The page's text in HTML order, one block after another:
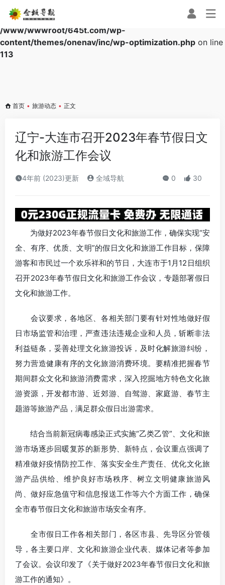
Warning: Array to string conversion in
/www/wwwroot/645t.com/wp-
content/themes/onenav/inc/wp-optimization.php on line
113
首页 • 旅游动态 • 正文
辽宁-大连市召开2023年春节假日文
化和旅游工作会议
4年前 (2023)更新 全域导航 0 30
为做好2023年春节假日文化和旅游工作，确保实现“安
全、有序、优质、文明”的假日文化和旅游工作目标，保障
游客和市民过一个欢乐祥和的节日，大连市于1月12日组织
召开2023年春节假日文化和旅游工作会议，专题部署假日
文化和旅游工作。
会议要求，各地区、各相关部门要有针对性地做好假
日市场监管和治理，严查违法违规企业和人员，斩断非法
利益链条，妥善处理文化旅游投诉，及时化解旅游纠纷，
努力营造健康有序的文化旅游消费环境。要精准把握春节
期间群众文化和旅游消费需求，深入挖掘地方特色文化旅
游资源，开发都市游、近郊游、自驾游、家庭游、春节主
题游等旅游产品，满足群众假日出游需求。
结合当前新冠病毒感染正式实施“乙类乙管”、文化和旅
游市场逐步回暖复苏的新形势、新特点，会议重点强调了
精准做好疫情防控工作、落实安全生产责任、优化文化旅
游产品供给、维护良好市场秩序、树立文明健康旅游风
尚、做好应急值守和信息报送工作等六个方面工作，确保
全市春节假日文化和旅游市场安全有序。
全市假日工作各相关部门，各区市县、先导区分管领
导，各主要口岸、文化和旅游企业代表、媒体记者等参加
了会议。会议印发了《关于做好2023年春节假日文化和旅
游工作的通知》。